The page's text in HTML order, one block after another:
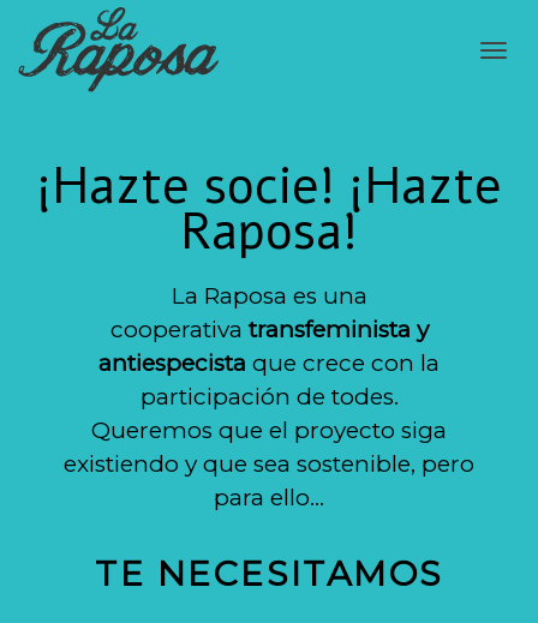
¡Hazte socie! ¡Hazte
Raposa!
La Raposa es una
cooperativa transfeminista y
antiespecista que crece con la
participación de todes.
Queremos que el proyecto siga
existiendo y que sea sostenible, pero
para ello…
TE NECESITAMOS